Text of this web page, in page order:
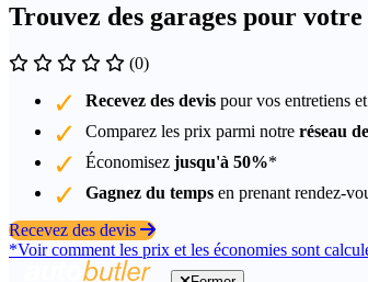
Trouvez des garages pour
(0)
Recevez des devis pour vos entretiens
Comparez les prix parmi notre réseau
Économisez jusqu'à 50%*
Gagnez du temps en prenant rendez-
Recevez des devis
*Voir comment les prix et les économies sont